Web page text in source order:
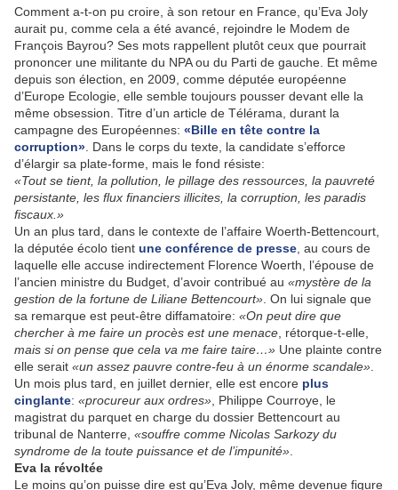
Comment a-t-on pu croire, à son retour en France, qu’Eva Joly
aurait pu, comme cela a été avancé, rejoindre le Modem de
François Bayrou? Ses mots rappellent plutôt ceux que pourrait
prononcer une militante du NPA ou du Parti de gauche. Et même
depuis son élection, en 2009, comme députée européenne
d’Europe Ecologie, elle semble toujours pousser devant elle la
même obsession. Titre d’un article de Télérama, durant la
campagne des Européennes: «Bille en tête contre la
corruption» . Dans le corps du texte, la candidate s’efforce
d’élargir sa plate-forme, mais le fond résiste:
«Tout se tient, la pollution, le pillage des ressources, la pauvreté
persistante, les flux financiers illicites, la corruption, les paradis
fiscaux.»
Un an plus tard, dans le contexte de l’affaire Woerth-Bettencourt,
la députée écolo tient une conférence de presse , au cours de
laquelle elle accuse indirectement Florence Woerth, l’épouse de
l’ancien ministre du Budget, d’avoir contribué au «mystère de la
gestion de la fortune de Liliane Bettencourt» . On lui signale que
sa remarque est peut-être diffamatoire: «On peut dire que
chercher à me faire un procès est une menace , rétorque-t-elle,
mais si on pense que cela va me faire taire…» Une plainte contre
elle serait «un assez pauvre contre-feu à un énorme scandale»
Un mois plus tard, en juillet dernier, elle est encore plus
cinglante: «procureur aux ordres» , Philippe Courroye, le
magistrat du parquet en charge du dossier Bettencourt au
tribunal de Nanterre, «souffre comme Nicolas Sarkozy du
syndrome de la toute puissance et de l’impunité»
Eva la révoltée
Le moins qu’on puisse dire est qu’Eva Joly, même devenue figure